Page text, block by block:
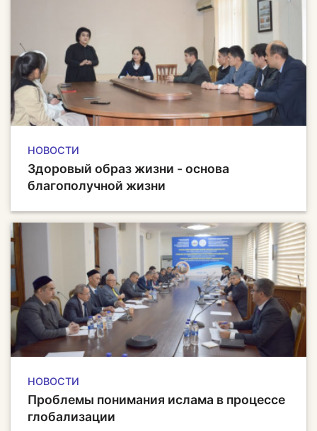
НОВОСТИ
Здоровый образ жизни - основа
благополучной жизни
НОВОСТИ
Проблемы понимания ислама в процессе
глобализации